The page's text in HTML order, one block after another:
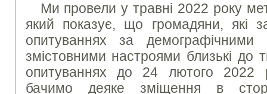
Ми провели у травні 2022 року
який показує, що громадяни, які
опитуваннях за демографічними
змістовними настроями близькі до
опитуваннях до 24 лютого 2022
бачимо деяке зміщення в